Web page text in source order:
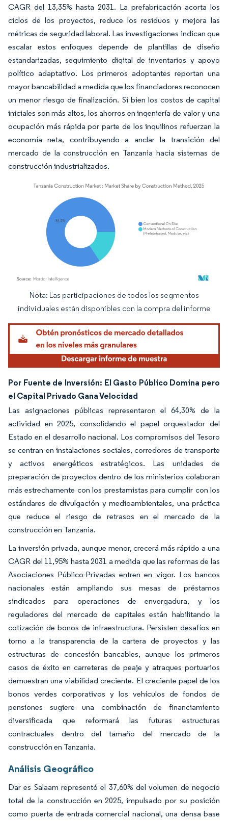
CAGR del 13,35% hasta 2031. La prefabricación acorta los
ciclos de los proyectos, reduce los residuos y mejora las
métricas de seguridad laboral. Las investigaciones indican que
escalar estos enfoques depende de plantillas de diseño
estandarizadas, seguimiento digital de inventarios y apoyo
político adaptativo. Los primeros adoptantes reportan una
mayor bancabilidad a medida que los financiadores reconocen
un menor riesgo de finalización. Si bien los costos de capital
iniciales son más altos, los ahorros en ingeniería de valor y una
ocupación más rápida por parte de los inquilinos refuerzan la
economía neta, contribuyendo a anclar la transición del
mercado de la construcción en Tanzania hacia sistemas de
construcción industrializados.
Imagen © Mordor Intelligence. El uso requiere atribución según CC BY 4.0.
Nota: Las participaciones de todos los segmentos
individuales están disponibles con la compra del informe
Por Fuente de Inversión: El Gasto Público Domina pero
el Capital Privado Gana Velocidad
Las asignaciones públicas representaron el 64,30% de la
actividad en 2025, consolidando el papel orquestador del
Estado en el desarrollo nacional. Los compromisos del Tesoro
se centran en instalaciones sociales, corredores de transporte
y activos energéticos estratégicos. Las unidades de
preparación de proyectos dentro de los ministerios colaboran
más estrechamente con los prestamistas para cumplir con los
estándares de divulgación y medioambientales, una práctica
que reduce el riesgo de retrasos en el mercado de la
construcción en Tanzania.
La inversión privada, aunque menor, crecerá más rápido a una
CAGR del 11,95% hasta 2031 a medida que las reformas de las
Asociaciones Público-Privadas entren en vigor. Los bancos
nacionales están ampliando sus mesas de préstamos
sindicados para operaciones de envergadura, y los
reguladores del mercado de capitales están habilitando la
cotización de bonos de infraestructura. Persisten desafíos en
torno a la transparencia de la cartera de proyectos y las
estructuras de concesión bancables, aunque los primeros
casos de éxito en carreteras de peaje y atraques portuarios
demuestran una viabilidad creciente. El creciente papel de los
bonos verdes corporativos y los vehículos de fondos de
pensiones sugiere una combinación de financiamiento
diversificada que reformará las futuras estructuras
contractuales dentro del tamaño del mercado de la
construcción en Tanzania.
Análisis Geográfico
Dar es Salaam representó el 37,60% del volumen de negocio
total de la construcción en 2025, impulsado por su posición
como puerta de entrada comercial nacional, una densa base